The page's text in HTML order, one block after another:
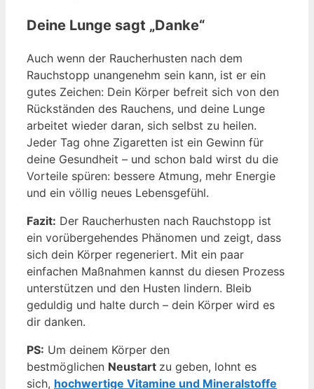
Deine Lunge sagt „Danke“
Auch wenn der Raucherhusten nach dem
Rauchstopp unangenehm sein kann, ist er ein
gutes Zeichen: Dein Körper befreit sich von den
Rückständen des Rauchens, und deine Lunge
arbeitet wieder daran, sich selbst zu heilen.
Jeder Tag ohne Zigaretten ist ein Gewinn für
deine Gesundheit – und schon bald wirst du die
Vorteile spüren: bessere Atmung, mehr Energie
und ein völlig neues Lebensgefühl.
Fazit: Der Raucherhusten nach Rauchstopp ist
ein vorübergehendes Phänomen und zeigt, dass
sich dein Körper regeneriert. Mit ein paar
einfachen Maßnahmen kannst du diesen Prozess
unterstützen und den Husten lindern. Bleib
geduldig und halte durch – dein Körper wird es
dir danken.
PS: Um deinem Körper den
bestmöglichen Neustart zu geben, lohnt es
sich, hochwertige Vitamine und Mineralstoffe